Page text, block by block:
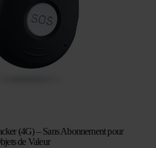
(4G) – Sans Abonnement pour
de Valeur